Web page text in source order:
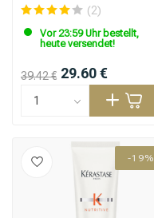
(2)
Vor 23:59 Uhr bestellt,
heute versendet!
39.42 € 29.60 €
-19%